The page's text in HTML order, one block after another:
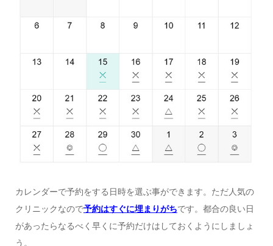
カレンダーで予約をする日時を選ぶ事ができます。ただ人気の
クリニックなので予約はすぐに埋まりがちです。都合の良い日
があったらなるべく早くに予約だけはしておくようにしましょ
う。